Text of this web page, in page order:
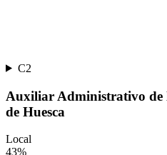
C2
Auxiliar Administrativo
de Huesca
Local
43%